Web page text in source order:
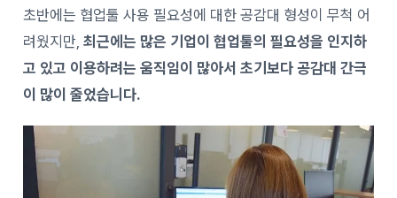
초반에는 협업툴 사용 필요성에 대한 공감대 형성이 무척 어
려웠지만,최근에는 많은 기업이 협업툴의 필요성을 인지하
고 있고 이용하려는 움직임이 많아서 초기보다 공감대 간극
이 많이 줄었습니다.